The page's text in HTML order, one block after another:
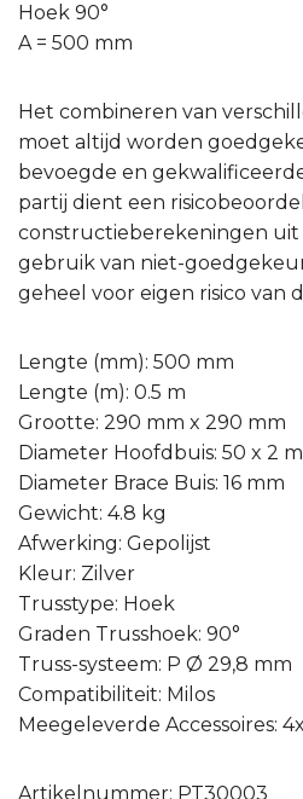
Hoek 90°
A = 500 mm
Het combineren van
moet altijd worden
bevoegde en
partij dient een
constructieberekeningen uit
gebruik van niet-
geheel voor eigen risico van
Lengte (mm): 500 mm
Lengte (m): 0.5 m
Grootte: 290 mm x 290 mm
Diameter Hoofdbuis: 50 x 2
Diameter Brace Buis: 16 mm
Gewicht: 4.8 kg
Afwerking: Gepolijst
Kleur: Zilver
Trusstype: Hoek
Graden Trusshoek: 90°
Truss-systeem: P Ø 29,8 mm
Compatibiliteit: Milos
Meegeleverde Accessoires:
Artikelnummer: PT30003